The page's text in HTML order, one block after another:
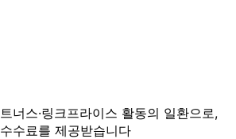
너스·링크프라이스 활동의 일환으로,
수료를 제공받습니다